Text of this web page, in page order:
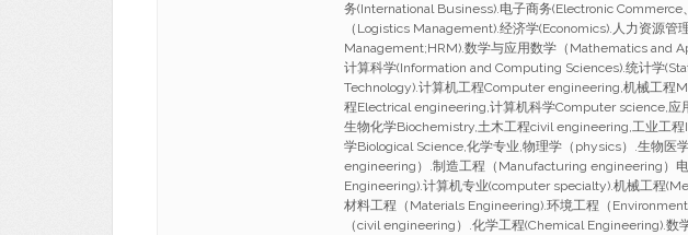
务(International Business).电子商务(Electronic Commerce
（Logistics Management).经济学(Economics).人力资源管
Management;HRM).数学与应用数学（Mathematics and
计算科学(Information and Computing Sciences).统计学
Technology).计算机工程Computer engineering,机械工程
程Electrical engineering,计算机科学Computer science,应
生物化学Biochemistry,土木工程civil engineering,工业工
学Biological Science,化学专业,物理学（physics）.生物医
engineering）.制造工程（Manufacturing engineering）
Engineering).计算机专业(computer specialty).机械工程
材料工程（Materials Engineering).环境工程（
（civil engineering）.化学工程(Chemical Engineering).数